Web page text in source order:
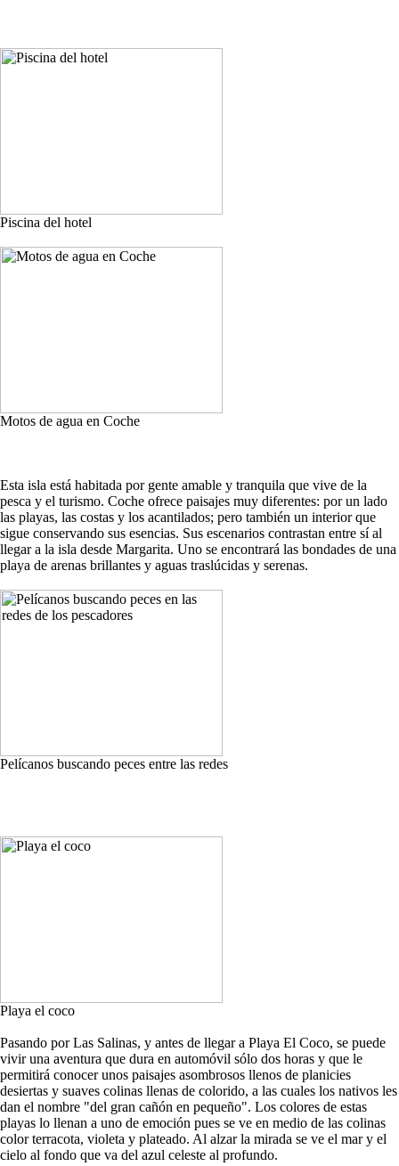
Piscina del hotel
Motos de agua en Coche
Esta isla está habitada por gente amable y tranquila que vive de la
pesca y el turismo. Coche ofrece paisajes muy diferentes: por un lado
las playas, las costas y los acantilados; pero también un interior que
sigue conservando sus esencias. Sus escenarios contrastan entre sí al
llegar a la isla desde Margarita. Uno se encontrará las bondades de una
playa de arenas brillantes y aguas traslúcidas y serenas.
Pelícanos buscando peces entre las redes
Playa el coco
Pasando por Las Salinas, y antes de llegar a Playa El Coco, se puede
vivir una aventura que dura en automóvil sólo dos horas y que le
permitirá conocer unos paisajes asombrosos llenos de planicies
desiertas y suaves colinas llenas de colorido, a las cuales los nativos les
dan el nombre "del gran cañón en pequeño". Los colores de estas
playas lo llenan a uno de emoción pues se ve en medio de las colinas
color terracota, violeta y plateado. Al alzar la mirada se ve el mar y el
cielo al fondo que va del azul celeste al profundo.